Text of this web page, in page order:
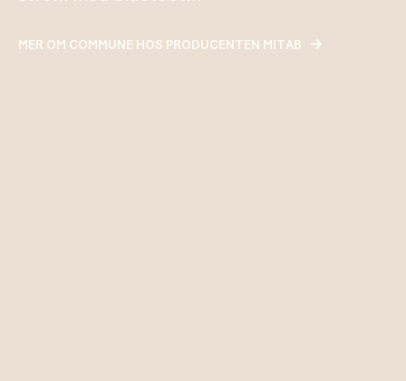
MER OM COMMUNE HOS PRODUCENTEN MITAB